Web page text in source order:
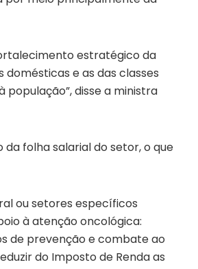
estratégico da
e as das classes
população”, disse a ministra
folha salarial do setor, o que
ou setores específicos
à atenção oncológica:
de prevenção e combate ao
do Imposto de Renda as